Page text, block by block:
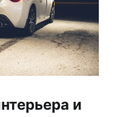
и